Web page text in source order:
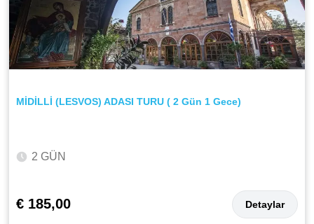
MİDİLLİ (LESVOS) ADASI TURU ( 2 Gün 1 Gece)
2 GÜN
€ 185,00 Detaylar